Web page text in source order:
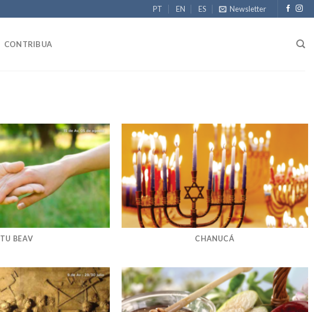
PT EN ES Newsletter
CONTRIBUA
TU BEAV CHANUCÁ